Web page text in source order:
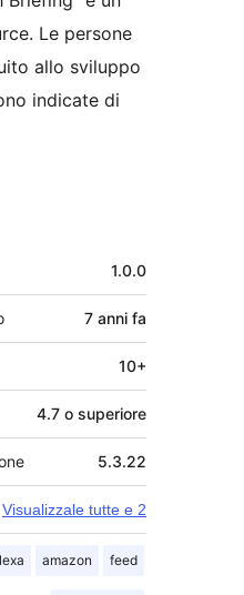
Le persone
allo sviluppo
indicate di
1.0.0
7 anni fa
10+
4.7 o superiore
5.3.22
Visualizzale tutte e 2
amazon feed